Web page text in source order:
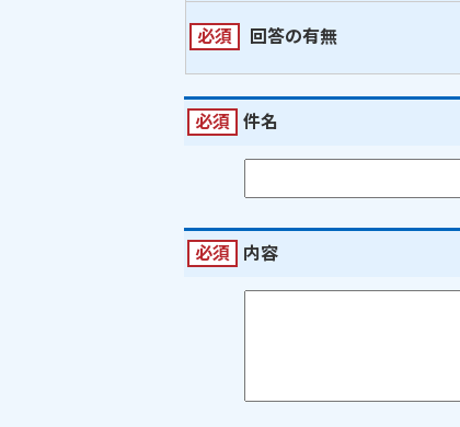
必須 回答の有無
必須 件名
必須 内容